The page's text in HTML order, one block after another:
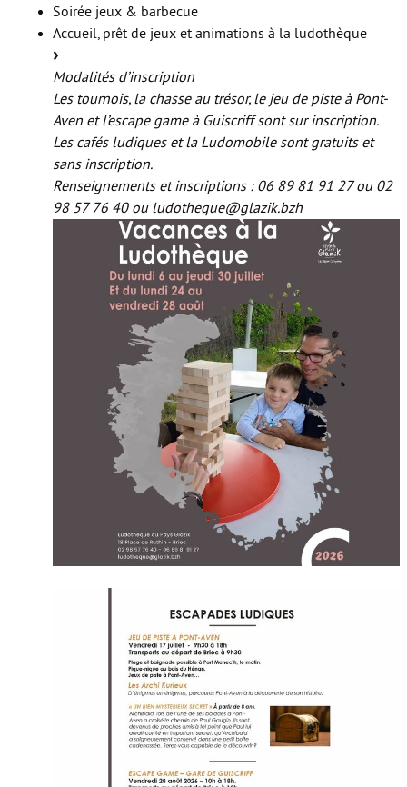
Soirée jeux & barbecue
Accueil, prêt de jeux et animations à la ludothèque
Modalités d’inscription
Les tournois, la chasse au trésor, le jeu de piste à Pont-
Aven et l’escape game à Guiscriff sont sur inscription.
Les cafés ludiques et la Ludomobile sont gratuits et
sans inscription.
Renseignements et inscriptions : 06 89 81 91 27 ou 02
98 57 76 40 ou ludotheque@glazik.bzh